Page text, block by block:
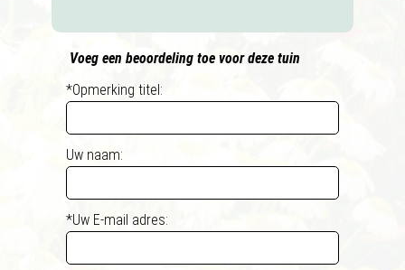
Voeg een beoordeling toe voor deze tuin
*Opmerking titel:
Uw naam:
*Uw E-mail adres: